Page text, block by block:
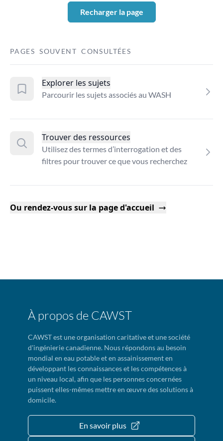
Recharger la page
PAGES SOUVENT CONSULTÉES
Explorer les sujets
Parcourir les sujets associés au WASH
Trouver des ressources
Utilisez des termes d’interrogation et des
filtres pour trouver ce que vous recherchez
Ou rendez-vous sur la page d'accueil
À propos de CAWST
CAWST est une organisation caritative et une société
d'ingénierie canadienne. Nous répondons au besoin
mondial en eau potable et en assainissement en
développant les connaissances et les compétences à
un niveau local, afin que les personnes concernées
puissent elles-mêmes mettre en œuvre des solutions à
domicile.
En savoir plus